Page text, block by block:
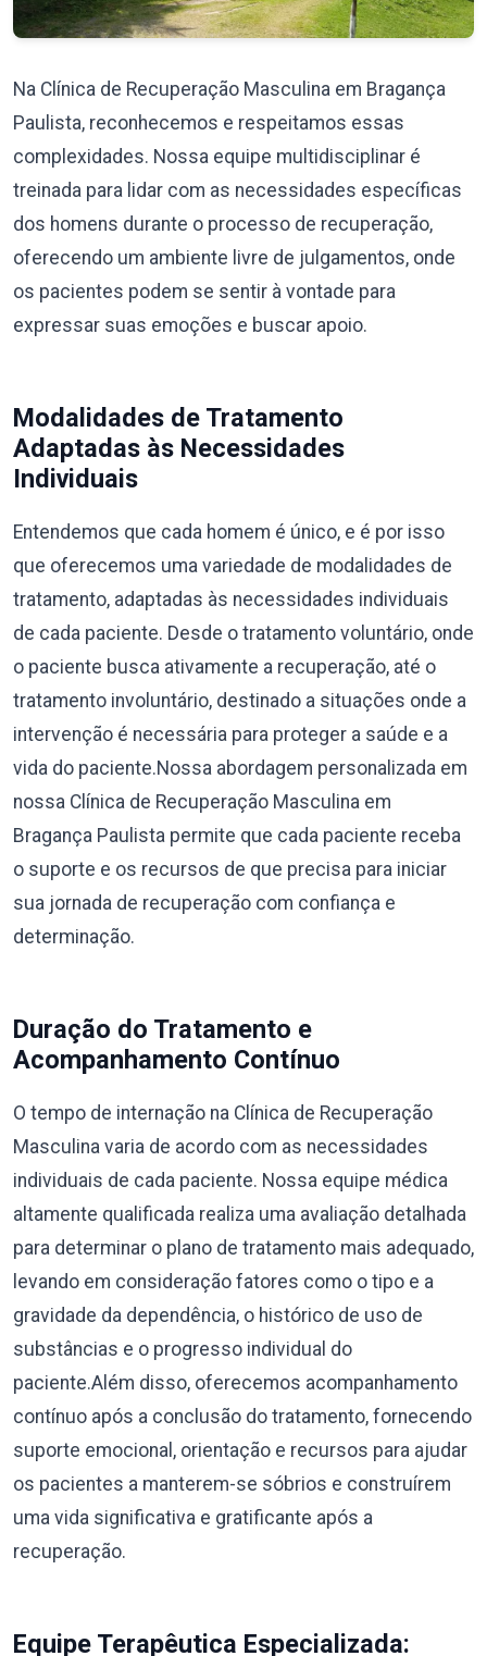
Na Clínica de Recuperação Masculina em Bragança
Paulista, reconhecemos e respeitamos essas
complexidades. Nossa equipe multidisciplinar é
treinada para lidar com as necessidades específicas
dos homens durante o processo de recuperação,
oferecendo um ambiente livre de julgamentos, onde
os pacientes podem se sentir à vontade para
expressar suas emoções e buscar apoio.
Modalidades de Tratamento
Adaptadas às Necessidades
Individuais
Entendemos que cada homem é único, e é por isso
que oferecemos uma variedade de modalidades de
tratamento, adaptadas às necessidades individuais
de cada paciente. Desde o tratamento voluntário, onde
o paciente busca ativamente a recuperação, até o
tratamento involuntário, destinado a situações onde a
intervenção é necessária para proteger a saúde e a
vida do paciente.Nossa abordagem personalizada em
nossa Clínica de Recuperação Masculina em
Bragança Paulista permite que cada paciente receba
o suporte e os recursos de que precisa para iniciar
sua jornada de recuperação com confiança e
determinação.
Duração do Tratamento e
Acompanhamento Contínuo
O tempo de internação na Clínica de Recuperação
Masculina varia de acordo com as necessidades
individuais de cada paciente. Nossa equipe médica
altamente qualificada realiza uma avaliação detalhada
para determinar o plano de tratamento mais adequado,
levando em consideração fatores como o tipo e a
gravidade da dependência, o histórico de uso de
substâncias e o progresso individual do
paciente.Além disso, oferecemos acompanhamento
contínuo após a conclusão do tratamento, fornecendo
suporte emocional, orientação e recursos para ajudar
os pacientes a manterem-se sóbrios e construírem
uma vida significativa e gratificante após a
recuperação.
Equipe Terapêutica Especializada: